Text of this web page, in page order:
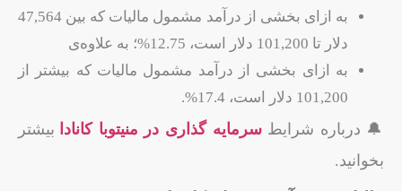
به ازای بخشی از درآمد مشمول مالیات که بین 47,564
دلار تا 101,200 دلار است، 12.75%؛ به علاوه‌ی
به ازای بخشی از درآمد مشمول مالیات که بیشتر از
101,200 دلار است، 17.4%.
🔔 درباره شرایطسرمایه گذاری در منیتوبا کانادا بیشتر
بخوانید.